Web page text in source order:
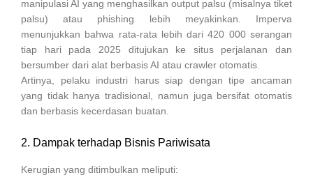
manipula­si AI yang menghasilkan output palsu (misalnya tiket
palsu) atau phishing lebih meyakinkan. Imperva
menunjukkan bahwa rata-rata lebih dari 420 000 serangan
tiap hari pada 2025 ditujukan ke situs perjalanan dan
bersumber dari alat berbasis AI atau crawler otomatis.
Artinya, pelaku industri harus siap dengan tipe ancaman
yang tidak hanya tradisional, namun juga bersifat otomatis
dan berbasis kecerdasan buatan.
2. Dampak terhadap Bisnis Pariwisata
Kerugian yang ditimbulkan meliputi: